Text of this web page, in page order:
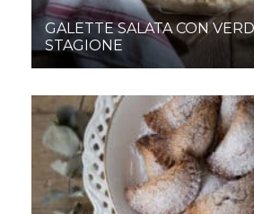
GALETTE SALATA CON
STAGIONE